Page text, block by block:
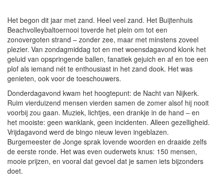
Het begon dit jaar met zand. Heel veel zand. Het Buijtenhuis
Beachvolleybaltoernooi toverde het plein om tot een
zonovergoten strand – zonder zee, maar met minstens zoveel
plezier. Van zondagmiddag tot en met woensdagavond klonk het
geluid van opspringende ballen, fanatiek gejuich en af en toe een
plof als iemand nét te enthousiast in het zand dook. Het was
genieten, ook voor de toeschouwers.
Donderdagavond kwam het hoogtepunt: de Nacht van Nijkerk.
Ruim vierduizend mensen vierden samen de zomer alsof hij nooit
voorbij zou gaan. Muziek, lichtjes, een drankje in de hand – en
het mooiste: geen wanklank, geen incidenten. Alleen gezelligheid.
Vrijdagavond werd de bingo nieuw leven ingeblazen.
Burgemeester de Jonge sprak lovende woorden en draaide zelfs
de eerste ronde. Het was even ouderwets knus: 150 mensen,
mooie prijzen, en vooral dat gevoel dat je samen iets bijzonders
doet.